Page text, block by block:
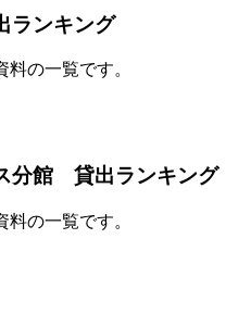
ランキング
の一覧です。
分館 貸出ランキング
の一覧です。